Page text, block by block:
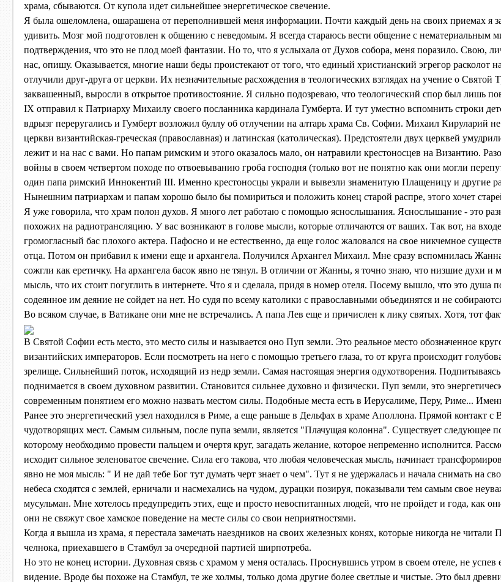
храма, сбываются. От купола идет сильнейшее энергетическое свечение.
Я была ошеломлена, ошарашена от переполнившей меня информации. Почти каждый день на своих приемах я
удивить. Мозг мой подготовлен к общению с неведомым. Я всегда стараюсь вести общение с нематериальным
подтверждения, что это не плод моей фантазии. Но то, что я услыхала от Духов собора, меня поразило. Свою,
нас, опишу. Оказывается, многие наши беды проистекают от того, что единый христианский эгрегор расколот
отлучили друг-друга от церкви. Их незначительные расхождения в теологических взглядах на учение о
заквашенный, выросли в открытое противостояние. Я сильно подозреваю, что теологический спор был лишь
IX отправил к Патриарху Михаилу своего посланника кардинала Гумберта. И тут уместно вспомнить строки
вдрызг переругались и Гумберт возложил буллу об отлучении на алтарь храма Св. Софии. Михаил Кируларий
церкви византийская-греческая (православная) и латинская (католическая). Предстоятели двух церквей
лежит и на нас с вами. Но папам римским и этого оказалось мало, он натравили крестоносцев на Византию.
войны в своем четвертом походе по отвоевыванию гроба господня (только вот не понятно как они могли
один папа римский Иннокентий III. Именно крестоносцы украли и вывезли знаменитую Плащеницу и другие
Нынешним патриархам и папам хорошо было бы помириться и положить конец старой распре, этого хочет
Я уже говорила, что храм полон духов. Я много лет работаю с помощью яснослышания. Яснослышание - это
похожих на радиотрансляцию. У вас возникают в голове мысли, которые отличаются от ваших. Так вот, на
громогласный бас плохого актера. Пафосно и не естественно, да еще голос жаловался на свое никчемное
отца. Потом он прибавил к имени еще и архангела. Получился Архангел Михаил. Мне сразу вспомнилась
сожгли как еретичку. На архангела басок явно не тянул. В отличии от Жанны, я точно знаю, что низшие духи
мысль, что их стоит погуглить в интернете. Что я и сделала, придя в номер отеля. Посему вышло, что это душа
содеянное им деяние не сойдет на нет. Но судя по всему католики с православными объединятся и не
Во всяком случае, в Ватикане они мне не встречались. А папа Лев еще и причислен к лику святых. Хотя, тот
В Святой Софии есть место, это место силы и называется оно Пуп земли. Это реальное место обозначенное
византийских императоров. Если посмотреть на него с помощью третьего глаза, то от круга происходит
зрелище. Сильнейший поток, исходящий из недр земли. Самая настоящая энергия одухотворения.
поднимается в своем духовном развитии. Становится сильнее духовно и физически. Пуп земли, это
современным понятием его можно назвать местом силы. Подобные места есть в Иерусалиме, Перу, Риме...
Ранее это энергетический узел находился в Риме, а еще раньше в Дельфах в храме Аполлона. Прямой контакт
чудотворящих мест. Самым сильным, после пупа земли, является "Плачущая колонна". Существует следующее
которому необходимо провести пальцем и очертя круг, загадать желание, которое непременно исполнится.
исходит сильное зеленоватое свечение. Сила его такова, что любая человеческая мысль, начинает
явно не моя мысль: " И не дай тебе Бог тут думать черт знает о чем". Тут я не удержалась и начала снимать на
небеса сходятся с землей, ерничали и насмехались на чудом, дурацки позируя, показывали тем самым свое
мусульман. Мне хотелось предупредить этих, еще и просто невоспитанных людей, что не пройдет и года, как
они не свяжут свое хамское поведение на месте силы со свои неприятностями.
Когда я вышла из храма, я перестала замечать наездников на своих железных конях, которые никогда не
челнока, приехавшего в Стамбул за очередной партией ширпотреба.
Но это не конец истории. Духовная связь с храмом у меня осталась. Проснувшись утром в своем отеле, не успев
видение. Вроде бы похоже на Стамбул, те же холмы, только дома другие более светлые и чистые. Это был